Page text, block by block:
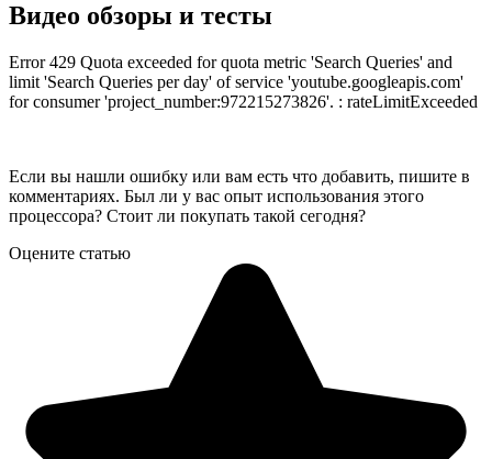
Видео обзоры и тесты
Error 429 Quota exceeded for quota metric 'Search Queries' and
limit 'Search Queries per day' of service 'youtube.googleapis.com'
for consumer 'project_number:972215273826'. : rateLimitExceeded
Если вы нашли ошибку или вам есть что добавить, пишите в
комментариях. Был ли у вас опыт использования этого
процессора? Стоит ли покупать такой сегодня?
Оцените статью